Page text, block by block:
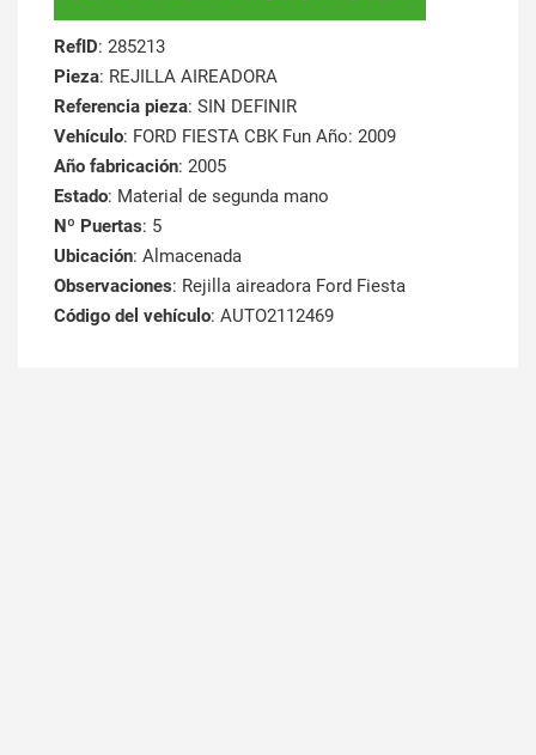
RefID: 285213
Pieza: REJILLA AIREADORA
Referencia pieza: SIN DEFINIR
Vehículo: FORD FIESTA CBK Fun Año: 2009
Año fabricación: 2005
Estado: Material de segunda mano
Nº Puertas: 5
Ubicación: Almacenada
Observaciones: Rejilla aireadora Ford Fiesta
Código del vehículo: AUTO2112469